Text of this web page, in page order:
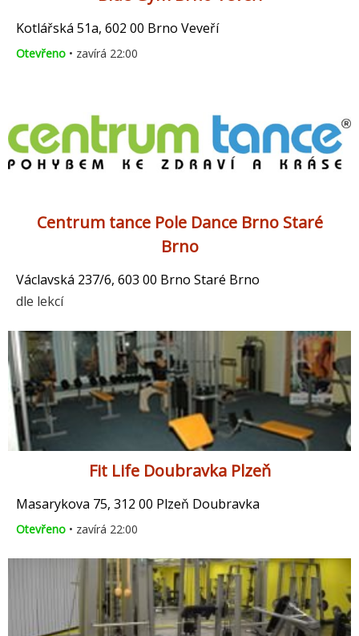
Kotlářská 51a, 602 00 Brno Veveří
Otevřeno • zavírá 22:00
Centrum tance Pole Dance Brno Staré
Brno
Václavská 237/6, 603 00 Brno Staré Brno
dle lekcí
Fit Life Doubravka Plzeň
Masarykova 75, 312 00 Plzeň Doubravka
Otevřeno • zavírá 22:00